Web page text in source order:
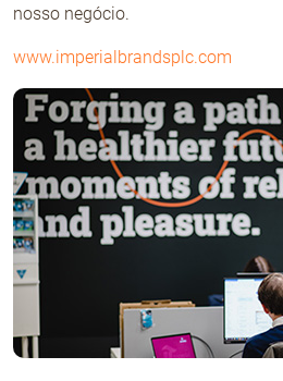
nosso negócio.
www.imperialbrandsplc.com